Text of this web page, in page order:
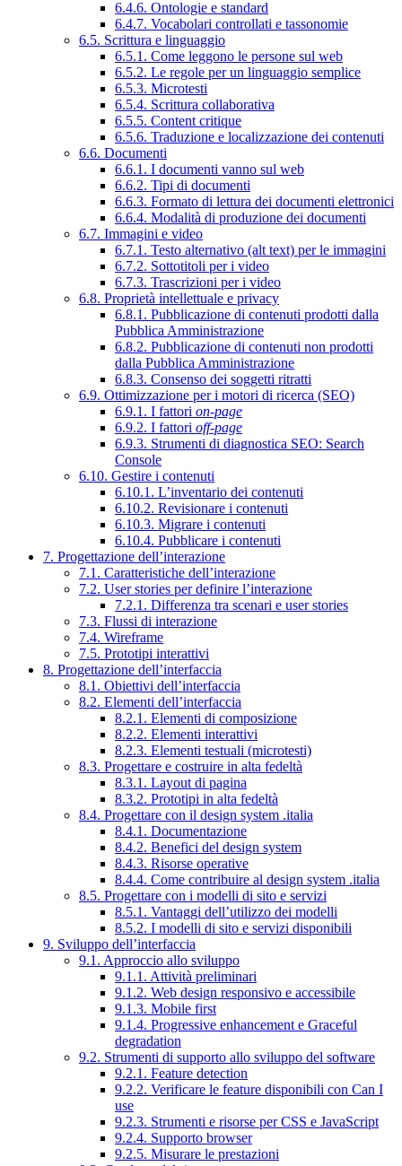
6.4.6. Ontologie e standard
6.4.7. Vocabolari controllati e tassonomie
6.5. Scrittura e linguaggio
6.5.1. Come leggono le persone sul web
6.5.2. Le regole per un linguaggio semplice
6.5.3. Microtesti
6.5.4. Scrittura collaborativa
6.5.5. Content critique
6.5.6. Traduzione e localizzazione dei contenuti
6.6. Documenti
6.6.1. I documenti vanno sul web
6.6.2. Tipi di documenti
6.6.3. Formato di lettura dei documenti elettronici
6.6.4. Modalità di produzione dei documenti
6.7. Immagini e video
6.7.1. Testo alternativo (alt text) per le immagini
6.7.2. Sottotitoli per i video
6.7.3. Trascrizioni per i video
6.8. Proprietà intellettuale e privacy
6.8.1. Pubblicazione di contenuti prodotti dalla
Pubblica Amministrazione
6.8.2. Pubblicazione di contenuti non prodotti
dalla Pubblica Amministrazione
6.8.3. Consenso dei soggetti ritratti
6.9. Ottimizzazione per i motori di ricerca (SEO)
6.9.1. I fattori on-page
6.9.2. I fattori off-page
6.9.3. Strumenti di diagnostica SEO: Search
Console
6.10. Gestire i contenuti
6.10.1. L’inventario dei contenuti
6.10.2. Revisionare i contenuti
6.10.3. Migrare i contenuti
6.10.4. Pubblicare i contenuti
7. Progettazione dell’interazione
7.1. Caratteristiche dell’interazione
7.2. User stories per definire l’interazione
7.2.1. Differenza tra scenari e user stories
7.3. Flussi di interazione
7.4. Wireframe
7.5. Prototipi interattivi
8. Progettazione dell’interfaccia
8.1. Obiettivi dell’interfaccia
8.2. Elementi dell’interfaccia
8.2.1. Elementi di composizione
8.2.2. Elementi interattivi
8.2.3. Elementi testuali (microtesti)
8.3. Progettare e costruire in alta fedeltà
8.3.1. Layout di pagina
8.3.2. Prototipi in alta fedeltà
8.4. Progettare con il design system .italia
8.4.1. Documentazione
8.4.2. Benefici del design system
8.4.3. Risorse operative
8.4.4. Come contribuire al design system .italia
8.5. Progettare con i modelli di sito e servizi
8.5.1. Vantaggi dell’utilizzo dei modelli
8.5.2. I modelli di sito e servizi disponibili
9. Sviluppo dell’interfaccia
9.1. Approccio allo sviluppo
9.1.1. Attività preliminari
9.1.2. Web design responsivo e accessibile
9.1.3. Mobile first
9.1.4. Progressive enhancement e Graceful
degradation
9.2. Strumenti di supporto allo sviluppo del software
9.2.1. Feature detection
9.2.2. Verificare le feature disponibili con Can I
use
9.2.3. Strumenti e risorse per CSS e JavaScript
9.2.4. Supporto browser
9.2.5. Misurare le prestazioni